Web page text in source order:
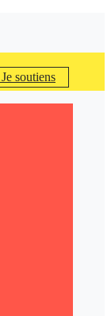
Je soutiens